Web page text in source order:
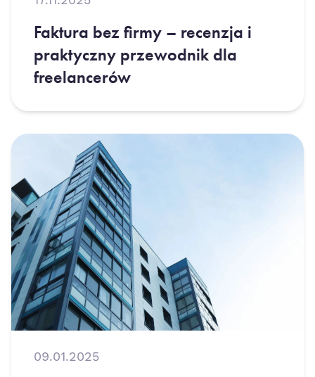
Faktura bez firmy – recenzja i
praktyczny przewodnik dla
freelancerów
09.01.2025